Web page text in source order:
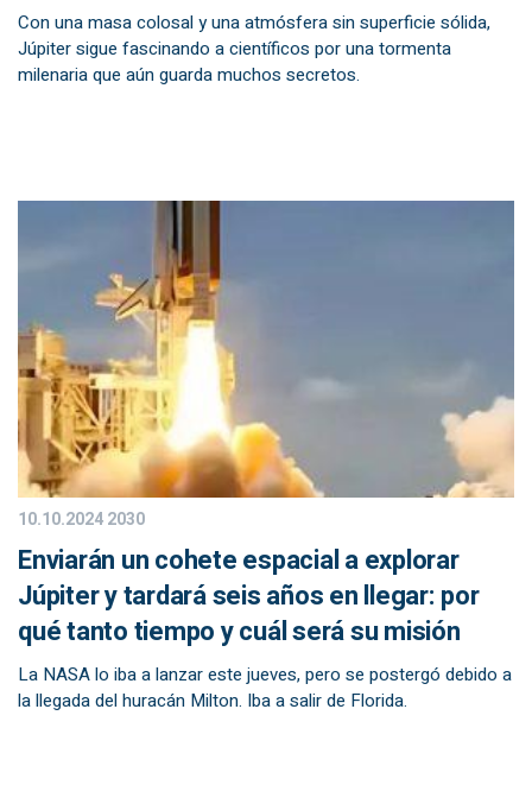
Con una masa colosal y una atmósfera sin superficie sólida,
Júpiter sigue fascinando a científicos por una tormenta
milenaria que aún guarda muchos secretos.
10.10.20242030
Enviarán un cohete espacial a explorar
Júpiter y tardará seis años en llegar: por
qué tanto tiempo y cuál será su misión
La NASA lo iba a lanzar este jueves, pero se postergó debido a
la llegada del huracán Milton. Iba a salir de Florida.